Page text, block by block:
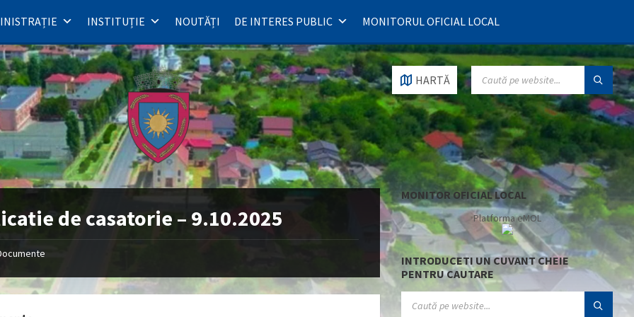
INSTITUȚIE NOUTĂȚI DE INTERES PUBLIC MONITORUL OFICIAL LOCAL
HARTĂ
SEARCH:
de casatorie – 9.10.2025
MONITOR OFICIAL LOCAL
Platforma eMOL
INTRODUCETI UN CUVANT CHEIE
PENTRU CAUTARE